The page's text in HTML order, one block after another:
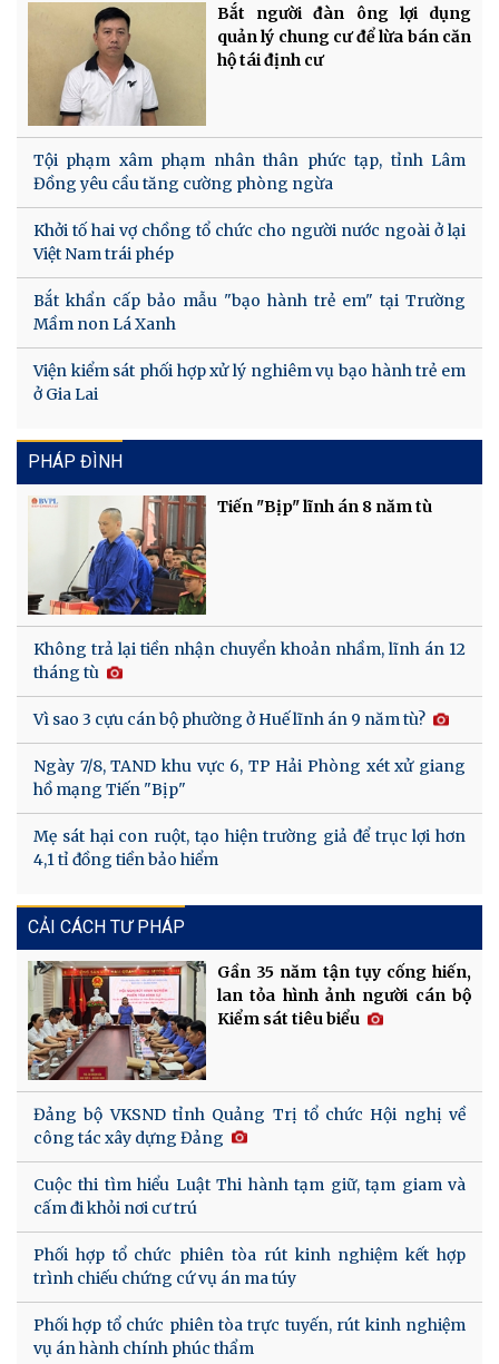
Bắt người đàn ông lợi dụng
quản lý chung cư để lừa bán căn
hộ tái định cư
Tội phạm xâm phạm nhân thân phức tạp, tỉnh Lâm
Đồng yêu cầu tăng cường phòng ngừa
Khởi tố hai vợ chồng tổ chức cho người nước ngoài ở lại
Việt Nam trái phép
Bắt khẩn cấp bảo mẫu "bạo hành trẻ em" tại Trường
Mầm non Lá Xanh
Viện kiểm sát phối hợp xử lý nghiêm vụ bạo hành trẻ em
ở Gia Lai
PHÁP ĐÌNH
Tiến "Bịp" lĩnh án 8 năm tù
Không trả lại tiền nhận chuyển khoản nhầm, lĩnh án 12
tháng tù
Vì sao 3 cựu cán bộ phường ở Huế lĩnh án 9 năm tù?
Ngày 7/8, TAND khu vực 6, TP Hải Phòng xét xử giang
hồ mạng Tiến "Bịp"
Mẹ sát hại con ruột, tạo hiện trường giả để trục lợi hơn
4,1 tỉ đồng tiền bảo hiểm
CẢI CÁCH TƯ PHÁP
Gần 35 năm tận tụy cống hiến,
lan tỏa hình ảnh người cán bộ
Kiểm sát tiêu biểu
Đảng bộ VKSND tỉnh Quảng Trị tổ chức Hội nghị về
công tác xây dựng Đảng
Cuộc thi tìm hiểu Luật Thi hành tạm giữ, tạm giam và
cấm đi khỏi nơi cư trú
Phối hợp tổ chức phiên tòa rút kinh nghiệm kết hợp
trình chiếu chứng cứ vụ án ma túy
Phối hợp tổ chức phiên tòa trực tuyến, rút kinh nghiệm
vụ án hành chính phúc thẩm